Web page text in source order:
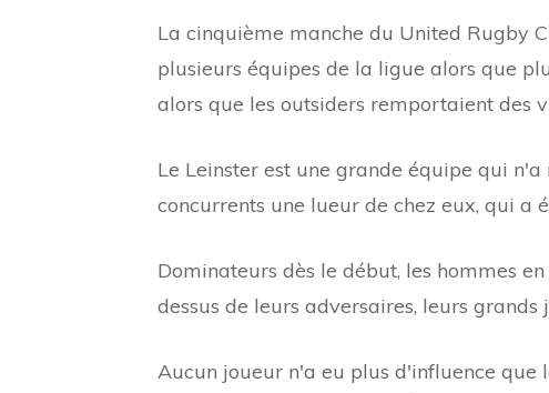
La cinquième manche du United Rugby
plusieurs équipes de la ligue alors que
alors que les outsiders remportaient des
Le Leinster est une grande équipe qui
concurrents une lueur de chez eux, qui a
Dominateurs dès le début, les hommes
dessus de leurs adversaires, leurs
Aucun joueur n'a eu plus d'influence que